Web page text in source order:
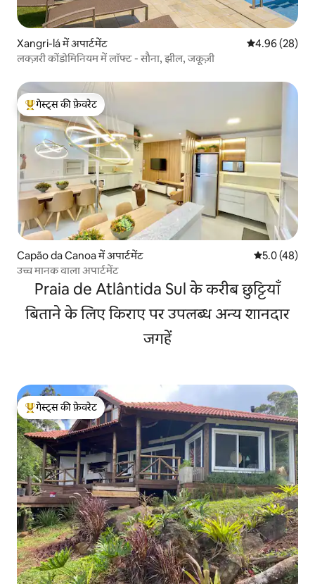
Xangri-lá में अपार्टमेंट औसत रेटिंग 5 में
4.96 (28)
लक्ज़री कोंडोमिनियम में लॉफ्ट - सौना, झील, जकूज़ी
गेस्ट्स का टॉप फ़ेवरेट
गेस्ट्स की फ़ेवरेट
Capão da Canoa में अपार्टमेंट औसत रेटिंग 5
5.0 (48)
उच्च मानक वाला अपार्टमेंट
Praia de Atlântida Sul के करीब छुट्टियाँ
बिताने के लिए किराए पर उपलब्ध अन्य शानदार
जगहें
गेस्ट्स का टॉप फ़ेवरेट
गेस्ट्स की फ़ेवरेट